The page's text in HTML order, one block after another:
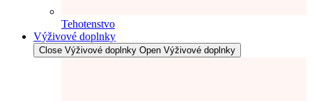
Tehotenstvo
Výživové doplnky
Close Výživové doplnky Open Výživové doplnky